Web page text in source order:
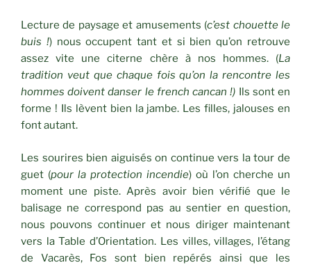
Lecture de paysage et amusements (c’est chouette le
buis !) nous occupent tant et si bien qu’on retrouve
assez vite une citerne chère à nos hommes. (La
tradition veut que chaque fois qu’on la rencontre les
hommes doivent danser le french cancan !) Ils sont en
forme ! Ils lèvent bien la jambe. Les filles, jalouses en
font autant.
Les sourires bien aiguisés on continue vers la tour de
guet (pour la protection incendie) où l’on cherche un
moment une piste. Après avoir bien vérifié que le
balisage ne correspond pas au sentier en question,
nous pouvons continuer et nous diriger maintenant
vers la Table d’Orientation. Les villes, villages, l’étang
de Vacarès, Fos sont bien repérés ainsi que les